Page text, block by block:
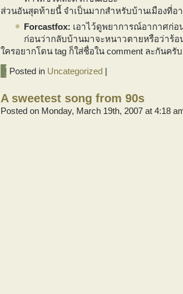
ส่วนอันสุดท้ายนี้ จำเป็นมากสำหรับบ้านเมืองที่อ
Forcastfox: เอาไว้ดูพยาการณ์อากาศก่อ
ก่อนว่ากลับบ้านมาจะหนาวตายหรือว่าร้อ
ใครอยากโดน tag ก็ใส่ชื่อใน comment ละกันครับ
Posted in Uncategorized |
A sweetest song from 90s
Posted on Monday, March 19th, 2007 at 4:18